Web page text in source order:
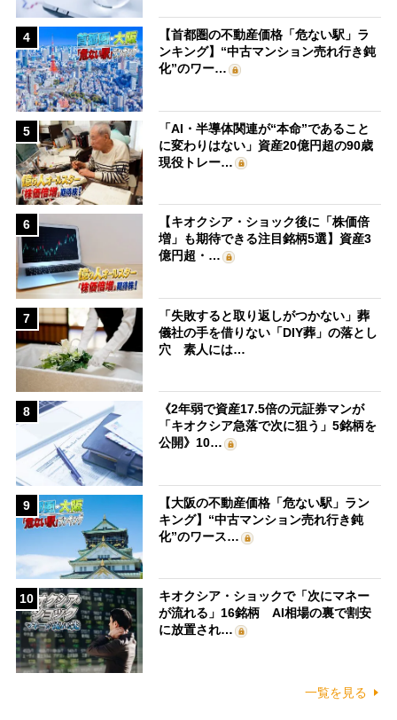
4
【首都圏の不動産価格「危ない駅」ラ
ンキング】“中古マンション売れ行き鈍
化”のワー…
5
「AI・半導体関連が“本命”であること
に変わりはない」資産20億円超の90歳
現役トレー…
6
【キオクシア・ショック後に「株価倍
増」も期待できる注目銘柄5選】資産3
億円超・…
7
「失敗すると取り返しがつかない」葬
儀社の手を借りない「DIY葬」の落とし
穴 素人には…
8
《2年弱で資産17.5倍の元証券マンが
「キオクシア急落で次に狙う」5銘柄を
公開》10…
9
【大阪の不動産価格「危ない駅」ラン
キング】“中古マンション売れ行き鈍
化”のワース…
10
キオクシア・ショックで「次にマネー
が流れる」16銘柄 AI相場の裏で割安
に放置され…
一覧を見る